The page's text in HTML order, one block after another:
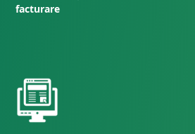
facturare